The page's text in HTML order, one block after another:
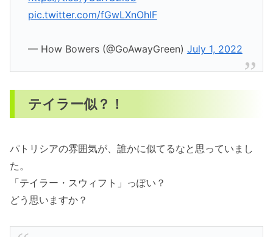
pic.twitter.com/fGwLXnOhlF
— How Bowers (@GoAwayGreen) July 1, 2022
テイラー似？！
パトリシアの雰囲気が、誰かに似てるなと思っていまし
た。
「テイラー・スウィフト」っぽい？
どう思いますか？